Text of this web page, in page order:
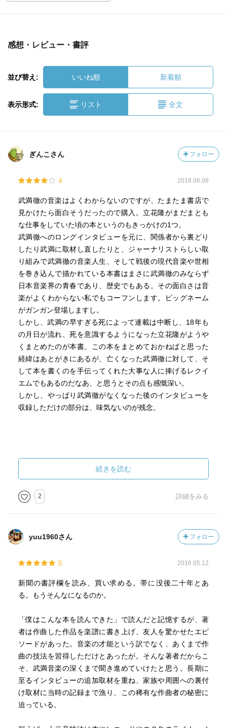
感想・レビュー・書評
並び替え: いいね順 新着順
表示形式: リスト 全文
ぎんこさん フォロー
4 2018.06.08
武満徹の音楽はよくわからないのですが、たまたま書店で
見かけたら面白そうだったので購入。立花隆がまだまとも
な仕事をしていた頃の本というのもきっかけの1つ。
武満徹へのロングインタビューを元に、関係者から裏どり
したり武満に取材し直したりと、ジャーナリストらしい取
り組みで武満徹の音楽人生、そして戦後の現代音楽や世相
を巻き込んで描かれている本書はまさに武満徹のみならず
日本音楽界の青春であり、歴史でもある。その面白さは音
楽がよくわからない私でもコーフンします。ビッグネーム
がガンガン登場しますし。
しかし、武満の早すぎる死によって連載は中断し、18年も
の月日が流れ、死を意識するようになった立花隆がようや
くまとめたのが本書。この本をまとめておかねばと思った
経緯はあとがきにあるが、亡くなった武満徹に対して、そ
して本を書くのを手伝ってくれた大事な人に捧げるレクイ
エムでもあるのだなあ、と思うとその点も感慨深い。
しかし、やっぱり武満徹がなくなった後のインタビューを
収録しただけの部分は、味気ないのが残念。
続きを読む
2 詳細をみる
yuu1960さん フォロー
5 2016.05.12
新聞の書評欄を読み、買い求める。帯に没後二十年とあ
る。もうそんなになるのか。
「僕はこんな本を読んできた」で読んだと記憶するが、著
者は作曲した作品を楽譜に書き上げ、友人を驚かせたエピ
ソードがあった。音楽の才能という訳でなく、あくまで作
曲の技法を習得しただけとあったが。そんな著者だからこ
そ、武満音楽の深くまで聞き進めていけたと思う。長期に
至るインタビューの追加取材を重ね、家族や周囲への裏付
け取材に当時の記録まで漁り、この稀有な作曲者の秘密に
迫っている。